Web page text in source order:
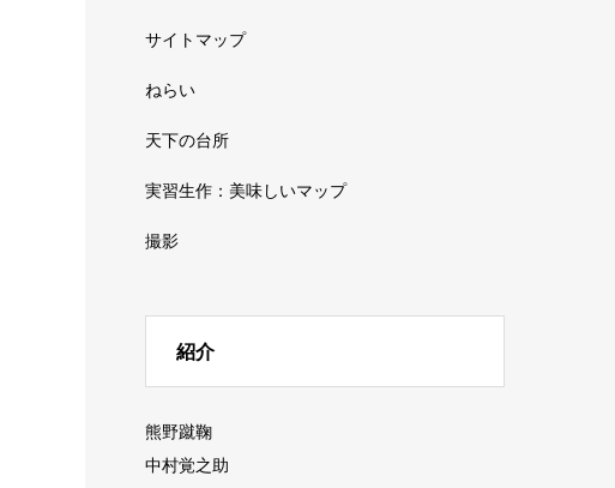
サイトマップ
ねらい
天下の台所
実習生作：美味しいマップ
撮影
紹介
熊野蹴鞠
中村覚之助